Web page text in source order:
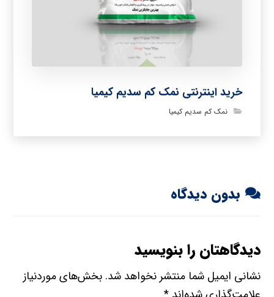
خرید اینترنتی نمک کم سدیم کیمیا
نمک کم سدیم کیمیا
بدون دیدگاه
دیدگاهتان را بنویسید
نشانی ایمیل شما منتشر نخواهد شد. بخش‌های موردنیاز